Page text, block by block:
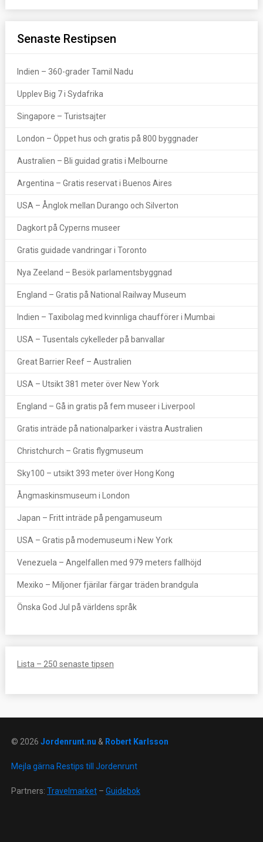
Senaste Restipsen
Indien – 360-grader Tamil Nadu
Upplev Big 7 i Sydafrika
Singapore – Turistsajter
London – Öppet hus och gratis på 800 byggnader
Australien – Bli guidad gratis i Melbourne
Argentina – Gratis reservat i Buenos Aires
USA – Ånglok mellan Durango och Silverton
Dagkort på Cyperns museer
Gratis guidade vandringar i Toronto
Nya Zeeland – Besök parlamentsbyggnad
England – Gratis på National Railway Museum
Indien – Taxibolag med kvinnliga chaufförer i Mumbai
USA – Tusentals cykelleder på banvallar
Great Barrier Reef – Australien
USA – Utsikt 381 meter över New York
England – Gå in gratis på fem museer i Liverpool
Gratis inträde på nationalparker i västra Australien
Christchurch – Gratis flygmuseum
Sky100 – utsikt 393 meter över Hong Kong
Ångmaskinsmuseum i London
Japan – Fritt inträde på pengamuseum
USA – Gratis på modemuseum i New York
Venezuela – Angelfallen med 979 meters fallhöjd
Mexiko – Miljoner fjärilar färgar träden brandgula
Önska God Jul på världens språk
Lista – 250 senaste tipsen
© 2026 Jordenrunt.nu & Robert Karlsson
Mejla gärna Restips till Jordenrunt
Partners: Travelmarket– Guidebok